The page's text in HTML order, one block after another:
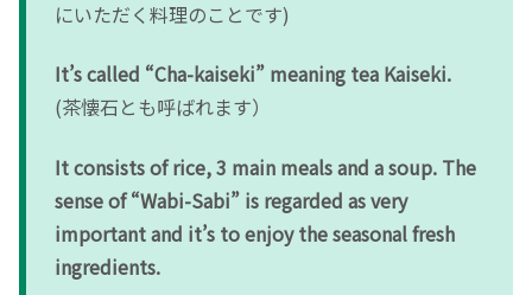
にいただく料理のことです)
It’s called “Cha-kaiseki” meaning tea Kaiseki.
(茶懐石とも呼ばれます）
It consists of rice, 3 main meals and a soup. The
sense of “Wabi-Sabi” is regarded as very
important and it’s to enjoy the seasonal fresh
ingredients.